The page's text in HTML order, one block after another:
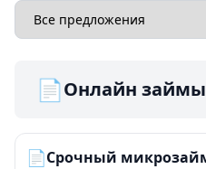
📄Онлайн займы
📄